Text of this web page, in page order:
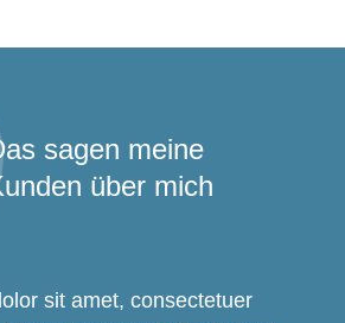
sagen meine
über mich
sit amet, consectetuer